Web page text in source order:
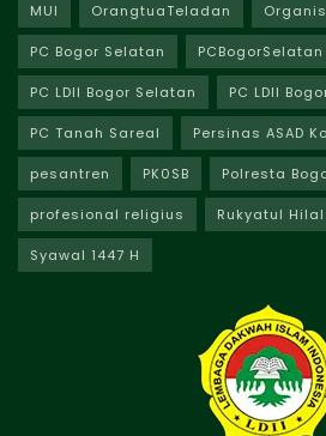
MUI OrangtuaTeladan
PC Bogor Selatan PCBogorSelatan
PC LDII Bogor Selatan PC LDII
PC Tanah Sareal Persinas ASAD
pesantren PK0SB Polresta
profesional religius Rukyatul Hilal
Syawal 1447 H